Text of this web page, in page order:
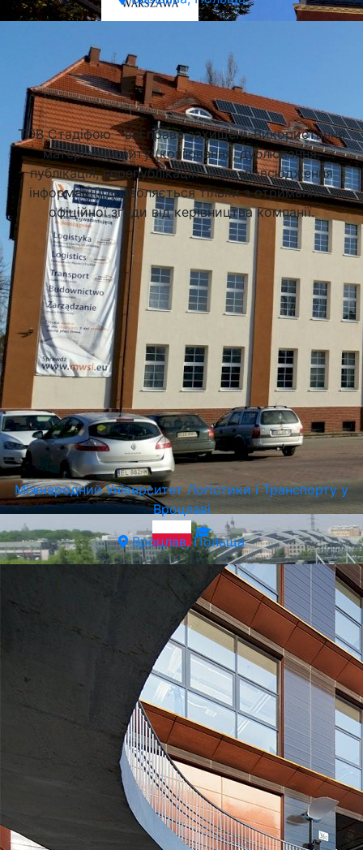
Ягеллонський Університет у Кракові
Краків, Польща
Міжнародний Університет Логістики і Транспорту у
Вроцлаві
Вроцлав, Польща
Підібрати університет
ТОВ Стадіфою - всі права захищені. Використання
матеріалів сайту (копіювання, дублювання,
публікація, перепублікація чи розповсюдження
інформації) дозволяється тільки з отриманням
офіційної згоди від керівництва компанії.